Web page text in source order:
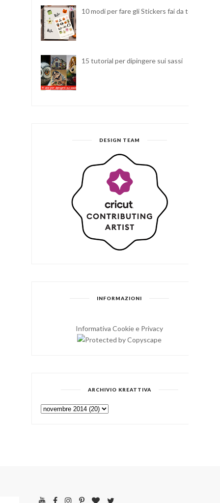
10 modi per fare gli Stickers fai da te
15 tutorial per dipingere sui sassi
DESIGN TEAM
INFORMAZIONI
Informativa Cookie e Privacy
ARCHIVIO KREATTIVA